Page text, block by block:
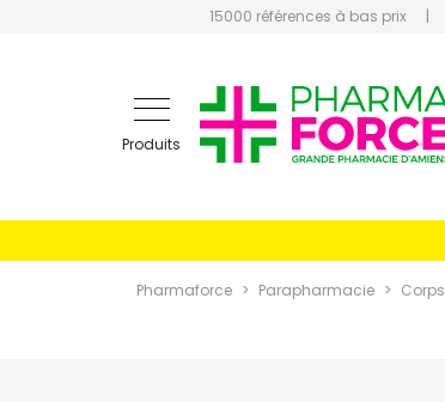
15000 références à bas prix |
Produits
Pharmaforce Parapharmacie Corps